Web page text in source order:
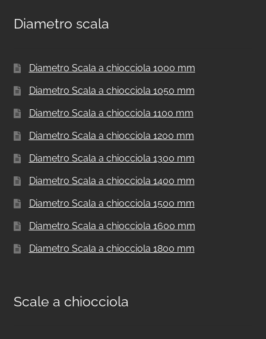
Diametro scala
Diametro Scala a chiocciola 1000 mm
Diametro Scala a chiocciola 1050 mm
Diametro Scala a chiocciola 1100 mm
Diametro Scala a chiocciola 1200 mm
Diametro Scala a chiocciola 1300 mm
Diametro Scala a chiocciola 1400 mm
Diametro Scala a chiocciola 1500 mm
Diametro Scala a chiocciola 1600 mm
Diametro Scala a chiocciola 1800 mm
Scale a chiocciola